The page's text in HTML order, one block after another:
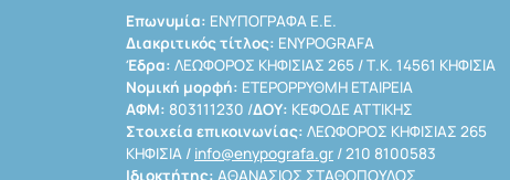
Επωνυμία: ΕΝΥΠΟΓΡΑΦΑ Ε.Ε.
Διακριτικός τίτλος: ENYPOGRAFA
Έδρα: ΛΕΩΦΟΡΟΣ ΚΗΦΙΣΙΑΣ 265 / Τ.Κ. 14561 ΚΗΦΙΣΙΑ
Νομική μορφή: ΕΤΕΡΟΡΡΥΘΜΗ ΕΤΑΙΡΕΙΑ
ΑΦΜ: 803111230 /ΔΟΥ: ΚΕΦΟΔΕ ΑΤΤΙΚΗΣ
Στοιχεία επικοινωνίας: ΛΕΩΦΟΡΟΣ ΚΗΦΙΣΙΑΣ 265
ΚΗΦΙΣΙΑ / info@enypografa.gr / 210 8100583
Ιδιοκτήτης: ΑΘΑΝΑΣΙΟΣ ΣΤΑΘΟΠΟΥΛΟΣ